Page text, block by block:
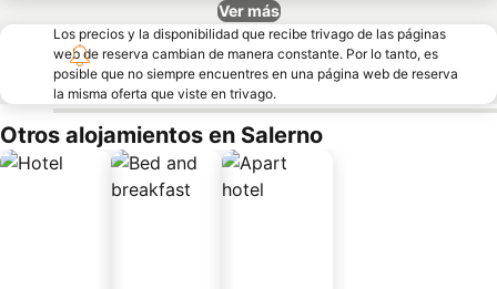
Ver más
Los precios y la disponibilidad que recibe trivago de las páginas
web de reserva cambian de manera constante. Por lo tanto, es
posible que no siempre encuentres en una página web de reserva
la misma oferta que viste en trivago.
Otros alojamientos en Salerno